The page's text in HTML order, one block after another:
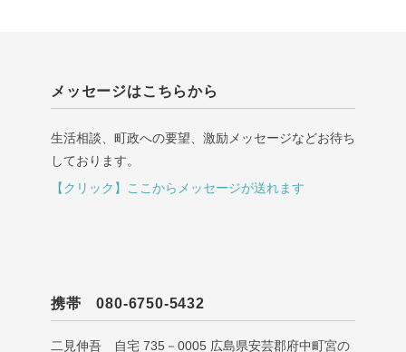
メッセージはこちらから
生活相談、町政への要望、激励メッセージなどお待ち
しております。
【クリック】ここからメッセージが送れます
携帯 080-6750-5432
二見伸吾 自宅 735－0005 広島県安芸郡府中町宮の